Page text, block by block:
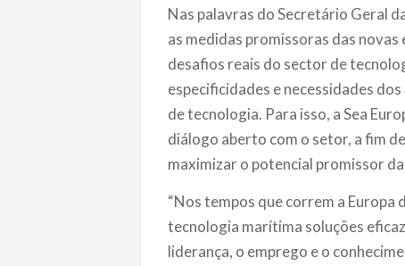
Nas palavras do Secretário Geral
as medidas promissoras das
desafios reais do sector de
especificidades e necessidades
de tecnologia. Para isso, a Sea
diálogo aberto com o setor, a fim
maximizar o potencial promissor
“Nos tempos que correm a
tecnologia marítima soluções
liderança, o emprego e o